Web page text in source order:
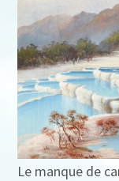
Le manque de